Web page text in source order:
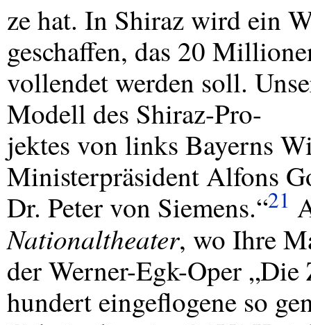
ze hat. In Shiraz wird ein
geschaffen, das 20
vollendet werden soll.
Modell des Shiraz-Pro-
jektes von links Bayerns
Ministerpräsident Alfons
Dr. Peter von Siemens.“21
Nationaltheater, wo Ihre
der Werner-Egk-Oper „Die
hundert eingeflogene so